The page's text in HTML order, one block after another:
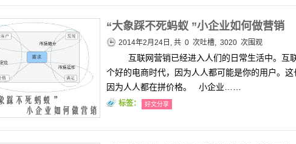
“大象踩不死蚂蚁 ”小企业如何做营销
2014年2月24日, 共 0 次吐槽, 3020 次围观
互联网营销已经进入人们的日常生活中。互
个好的电商时代，因为人人都可能是你的用户。这
因为人人都在拼价格。 小企业……
标签：
好文分享